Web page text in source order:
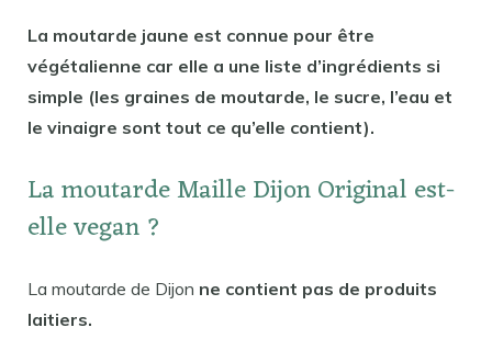
La moutarde jaune est connue pour être
végétalienne car elle a une liste d’ingrédients si
simple (les graines de moutarde, le sucre, l’eau et
le vinaigre sont tout ce qu’elle contient).
La moutarde Maille Dijon Original est-
elle vegan ?
La moutarde de Dijon ne contient pas de produits
laitiers.